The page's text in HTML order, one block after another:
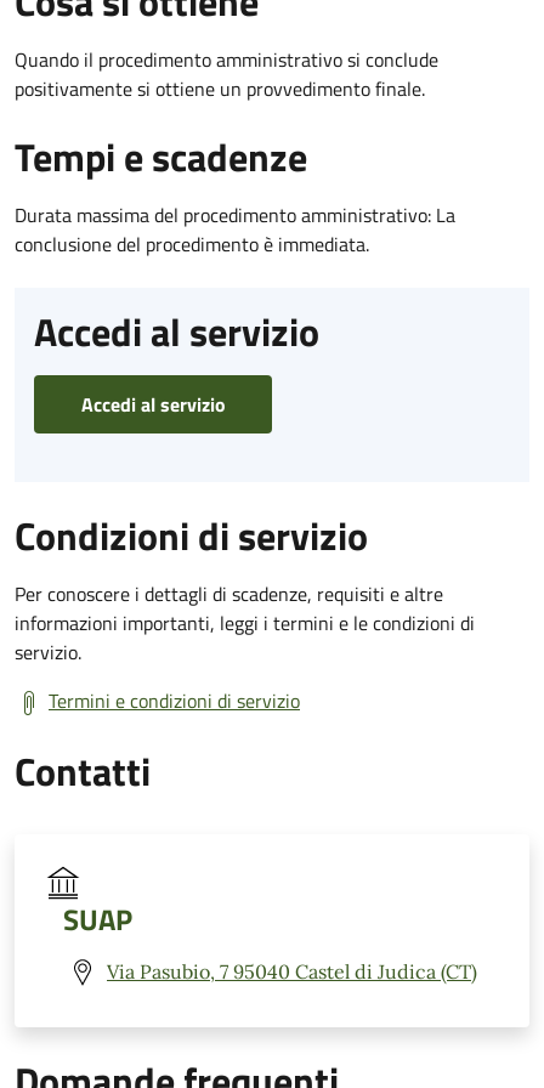
Quando il procedimento amministrativo si conclude
positivamente si ottiene un provvedimento finale.
Tempi e scadenze
Durata massima del procedimento amministrativo: La
conclusione del procedimento è immediata.
Accedi al servizio
Accedi al servizio
Condizioni di servizio
Per conoscere i dettagli di scadenze, requisiti e altre
informazioni importanti, leggi i termini e le condizioni di
servizio.
Termini e condizioni di servizio
Contatti
SUAP
Via Pasubio, 7 95040 Castel di Judica (CT)